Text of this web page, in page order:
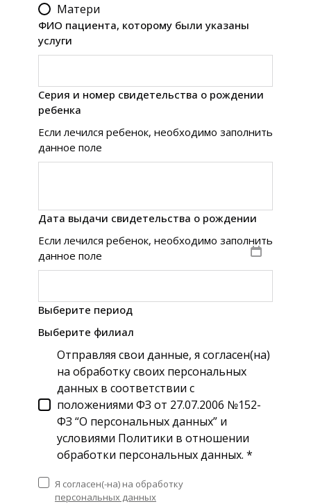
Матери
ФИО пациента, которому были указаны
услуги
Серия и номер свидетельства о рождении
ребенка
Если лечился ребенок, необходимо заполнить
данное поле
Дата выдачи свидетельства о рождении
Если лечился ребенок, необходимо заполнить
данное поле
Выберите период
Выберите филиал
Отправляя свои данные, я согласен(на)
на обработку своих персональных
данных в соответствии с
положениями ФЗ от 27.07.2006 №152-
ФЗ “О персональных данных” и
условиями Политики в отношении
обработки персональных данных. *
Я согласен(-на) на обработку
персональных данных